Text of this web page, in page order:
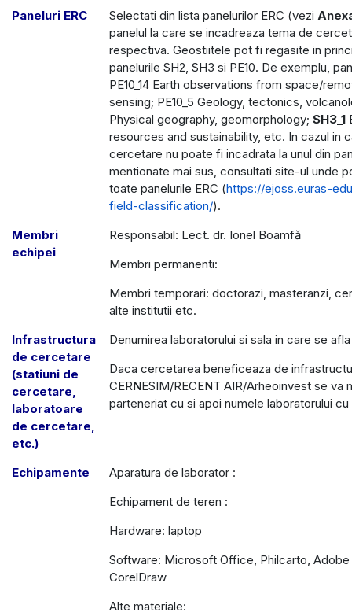
Paneluri ERC
Selectati din lista panelurilor ERC (vezi
panelul la care se incadreaza tema de
respectiva. Geostiitele pot fi regasite in
panelurile SH2, SH3 si PE10. De exemplu,
PE10_14 Earth observations from space/
sensing; PE10_5 Geology, tectonics,
Physical geography, geomorphology; SH3_1
resources and sustainability, etc. In cazul in
cercetare nu poate fi incadrata la unul din
mentionate mai sus, consultati site-ul unde
toate panelurile ERC (https://ejoss.euras-
field-classification/).
Membri
echipei
Responsabil: Lect. dr. Ionel Boamfă
Membri permanenti:
Membri temporari: doctorazi, masteranzi,
alte institutii etc.
Infrastructura
de cercetare
(statiuni de
cercetare,
laboratoare
de cercetare,
etc.)
Denumirea laboratorului si sala in care se afla
Daca cercetarea beneficeaza de
CERNESIM/RECENT AIR/Arheoinvest se va
parteneriat cu si apoi numele laboratorului cu
Echipamente
Aparatura de laborator :
Echipament de teren :
Hardware: laptop
Software: Microsoft Office, Philcarto, Adobe
CorelDraw
Alte materiale: